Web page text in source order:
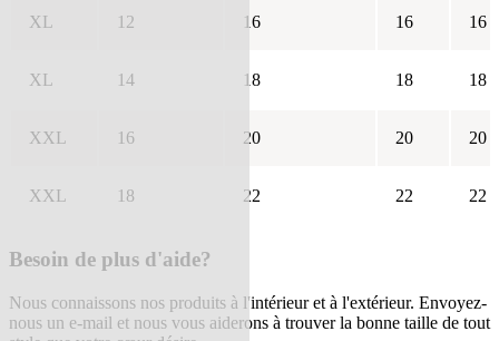
XL 12 16 16 16
XL 14 18 18 18
XXL 16 20 20 20
XXL 18 22 22 22
Besoin de plus d'aide?
Nous connaissons nos produits à l'intérieur et à l'extérieur. Envoyez-
nous un e-mail et nous vous aiderons à trouver la bonne taille de tout